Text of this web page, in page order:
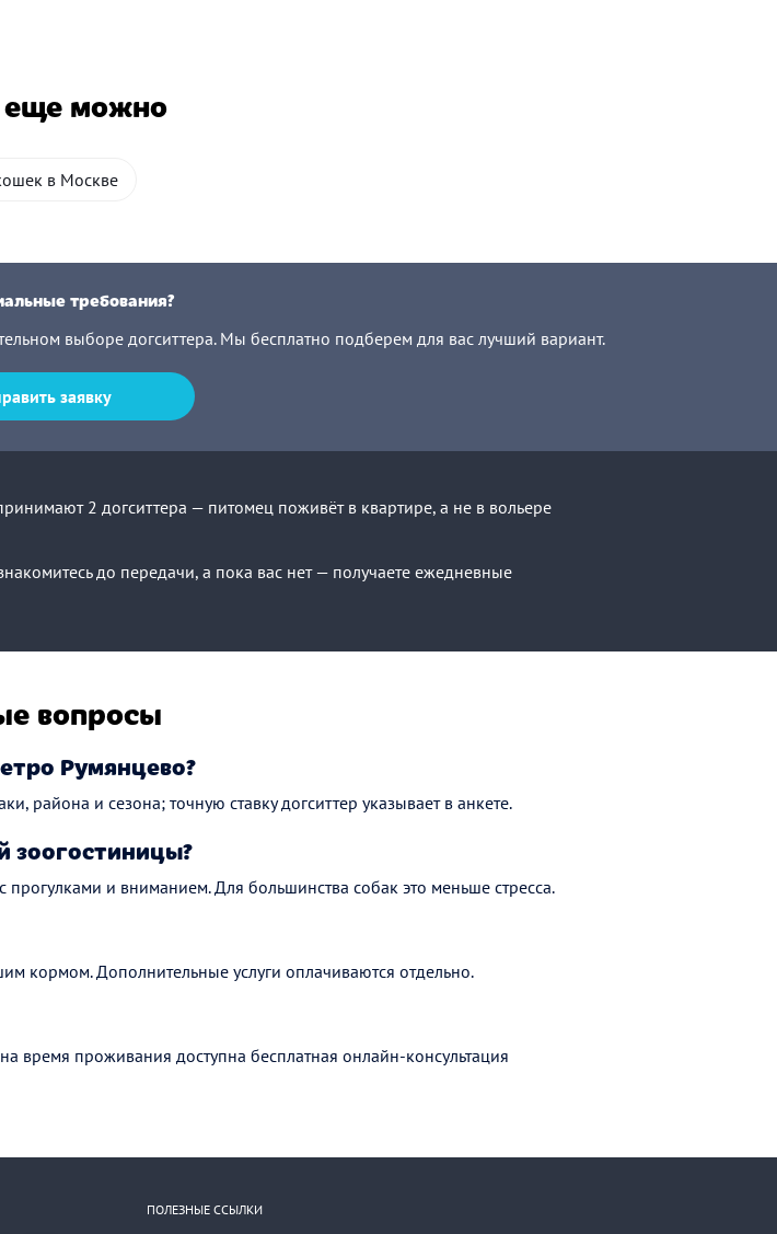
еще можно
в Москве
требования?
выборе догситтера. Мы бесплатно подберем для вас лучший вариант.
заявку
2 догситтера — питомец поживёт в квартире, а не в вольере
до передачи, а пока вас нет — получаете ежедневные
вопросы
Румянцево?
района и сезона; точную ставку догситтер указывает в анкете.
зоогостиницы?
и вниманием. Для большинства собак это меньше стресса.
кормом. Дополнительные услуги оплачиваются отдельно.
проживания доступна бесплатная онлайн-консультация
ПОЛЕЗНЫЕ ССЫЛКИ